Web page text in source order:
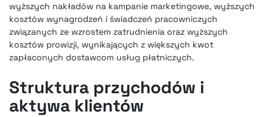
wyższych nakładów na kampanie marketingowe, wyższych
kosztów wynagrodzeń i świadczeń pracowniczych
związanych ze wzrostem zatrudnienia oraz wyższych
kosztów prowizji, wynikających z większych kwot
zapłaconych dostawcom usług płatniczych.
Struktura przychodów i
aktywa klientów